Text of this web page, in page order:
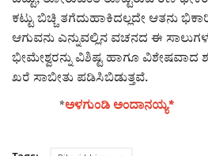
ಕಟ್ಟು ಬಿಚ್ಚಿ ತಗೆದುಹಾಕಿದಲ್ಲದೇ ಆತನು
ಆಗುವನು ಎನ್ನುವಲ್ಲಿನ ವಚನದ ಈ
ಭೀಮೇಶ್ವರನ್ನು ವಿಶಿಷ್ಟ ಹಾಗೂ ವಿಶೇಷವಾದ
ಖರೆ ಸಾಬೀತು ಪಡಿಸಿಬಿಡುತ್ತವೆ.
*ಅಳಗುಂಡಿ ಅಂದಾನಯ್ಯ*